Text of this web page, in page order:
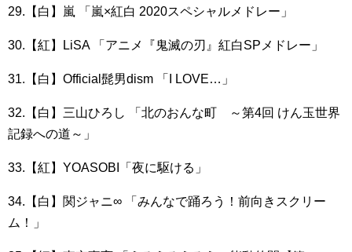
29.【白】嵐 「嵐×紅白 2020スペシャルメドレー」
30.【紅】LiSA 「アニメ『鬼滅の刃』紅白SPメドレー」
31.【白】Official髭男dism 「I LOVE…」
32.【白】三山ひろし 「北のおんな町 ～第4回 けん玉世界
記録への道～」
33.【紅】YOASOBI「夜に駆ける」
34.【白】関ジャニ∞ 「みんなで踊ろう！前向きスクリー
ム！」